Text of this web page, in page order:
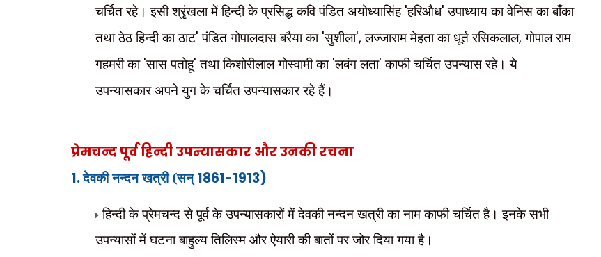
चर्चित रहे। इसी श्रृंखला में हिन्दी के प्रसिद्ध कवि पंडित अयोध्यासिंह 'हरिऔध'उपाध्याय का वेनिस का बाँका
तथा ठेठ हिन्दी का ठाट'पंडित गोपालदास बरैया का 'सुशीला',लज्जाराम मेहता का धूर्त रसिकलाल,गोपाल राम
गहमरी का 'सास पतोहू'तथा किशोरीलाल गोस्वामी का 'लबंग लता'काफी चर्चित उपन्यास रहे। ये
उपन्यासकार अपने युग के चर्चित उपन्यासकार रहे हैं।
प्रेमचन्द पूर्व हिन्दी उपन्यासकार और उनकी रचना
1.देवकी नन्दन खत्री (सन् 1861-1913)
हिन्दी के प्रेमचन्द से पूर्व के उपन्यासकारों में देवकी नन्दन खत्री का नाम काफी चर्चित है। इनके सभी
उपन्यासों में घटना बाहुल्य तिलिस्म और ऐयारी की बातों पर जोर दिया गया है।